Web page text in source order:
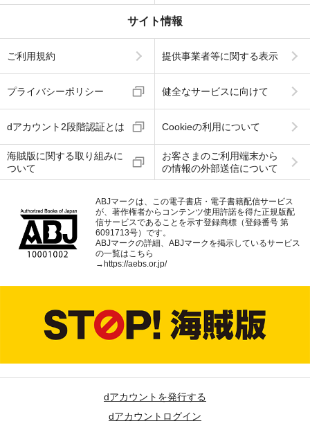
サイト情報
ご利用規約 提供事業者等に関する表示
プライバシーポリシー 健全なサービスに向けて
dアカウント2段階認証とは Cookieの利用について
海賊版に関する取り組みに
ついて
お客さまのご利用端末から
の情報の外部送信について
ABJマークは、この電子書店・電子書籍配信サービス
が、著作権者からコンテンツ使用許諾を得た正規版配
信サービスであることを示す登録商標（登録番号 第
6091713号）です。
ABJマークの詳細、ABJマークを掲示しているサービス
の一覧はこちら
→ https://aebs.or.jp/
dアカウントを発行する
dアカウントログイン